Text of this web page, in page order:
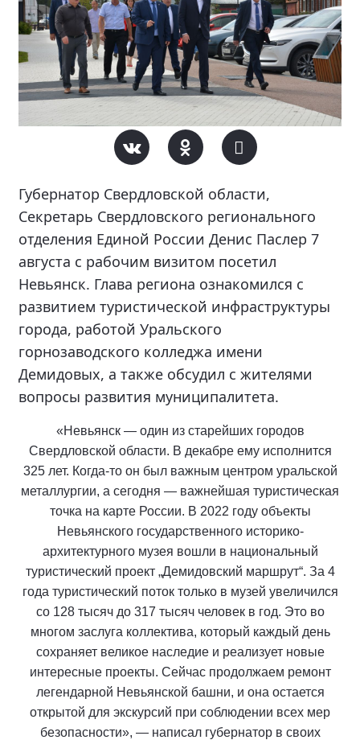
Губернатор Свердловской области,
Секретарь Свердловского регионального
отделения Единой России Денис Паслер 7
августа с рабочим визитом посетил
Невьянск. Глава региона ознакомился с
развитием туристической инфраструктуры
города, работой Уральского
горнозаводского колледжа имени
Демидовых, а также обсудил с жителями
вопросы развития муниципалитета.
«Невьянск — один из старейших городов
Свердловской области. В декабре ему исполнится
325 лет. Когда-то он был важным центром уральской
металлургии, а сегодня — важнейшая туристическая
точка на карте России. В 2022 году объекты
Невьянского государственного историко-
архитектурного музея вошли в национальный
туристический проект „Демидовский маршрут“. За 4
года туристический поток только в музей увеличился
со 128 тысяч до 317 тысяч человек в год. Это во
многом заслуга коллектива, который каждый день
сохраняет великое наследие и реализует новые
интересные проекты. Сейчас продолжаем ремонт
легендарной Невьянской башни, и она остается
открытой для экскурсий при соблюдении всех мер
безопасности», — написал губернатор в своих